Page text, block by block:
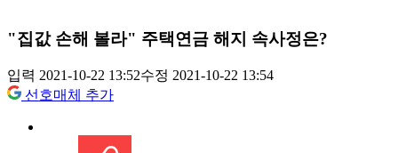
"집값 손해 볼라" 주택연금 해지 속사정은?
입력 2021-10-22 13:52수정 2021-10-22 13:54
선호매체 추가